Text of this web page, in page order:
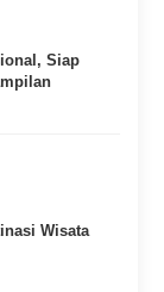
Siap
Wisata